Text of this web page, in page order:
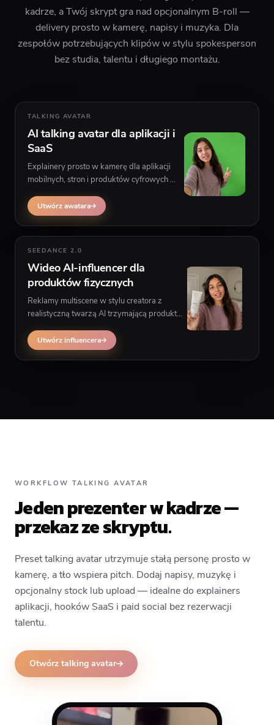
kadrze, a Twój skrypt gra nad opcjonalnym B-roll —
delivery prosto w kamerę, napisy i muzyka. Dla
zespołów potrzebujących klipów w stylu spokesperson
bez studia, talentu i długiego montażu.
TALKING AVATAR
AI talking avatar dla aplikacji i
SaaS
Explainery prosto w kamerę dla aplikacji
mobilnych, stron i produktów cyfrowych —
wiarygodną prezentację z opcjonalnym
materiałem za mówcą.
Utwórz awatara
SEEDANCE 2.0
Wideo AI-influencer dla
produktów fizycznych
Reklamy multiscene w stylu creatora z
realistyczną twarzą AI trzymającą produkt
zamiast formatu prezentera w rogu.
Utwórz influencera
WORKFLOW TALKING AVATAR
Jeden prezenter w kadrze —
przekaz ze skryptu.
Preset talking avatar utrzymuje stałą personę prosto w
kamerę, a tło wspiera pitch. Dodaj napisy, muzykę i
opcjonalny stock lub upload — idealne do explainers
aplikacji, hooków SaaS i paid social bez rezerwacji
talentu.
Otwórz talking avatar